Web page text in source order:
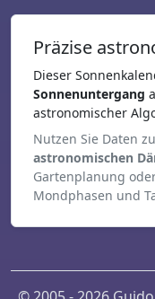
Präzise
Dieser
Sonnenuntergang
astronomischer
Nutzen Sie Daten
astronomischen
Gartenplanung
Mondphasen und